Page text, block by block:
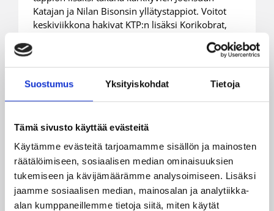
Suostumus Yksityiskohdat Tietoja
Tämä sivusto käyttää evästeitä
Käytämme evästeitä tarjoamamme sisällön ja mainosten
räätälöimiseen, sosiaalisen median ominaisuuksien
tukemiseen ja kävijämäärämme analysoimiseen. Lisäksi
jaamme sosiaalisen median, mainosalan ja analytiikka-
alan kumppaneillemme tietoja siitä, miten käytät
Katajan ja Nilan Bisonsin yllätystappiot. Voitot
keskiviikkona hakivat KTP:n lisäksi Korikobrat,